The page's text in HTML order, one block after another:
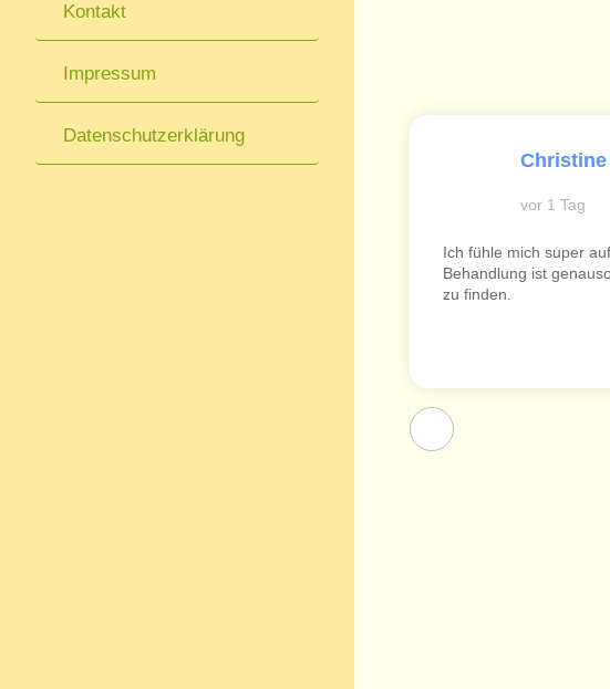
Kontakt
Impressum
Datenschutzerklärung
vor 1 Tag
Ich fühle mich super
Behandlung ist
zu finden.